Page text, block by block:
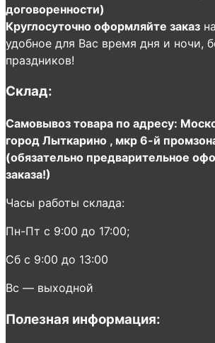
договоренности)
Круглосуточно оформляйте заказ
удобное для Вас время дня и ночи,
праздников!
Склад:
Самовывоз товара по адресу:
город Лыткарино , мкр 6-й
(обязательно предварительное
заказа!)
Часы работы склада:
Пн-Пт с 9:00 до 17:00;
Сб с 9:00 до 13:00
Вс — выходной
Полезная информация: